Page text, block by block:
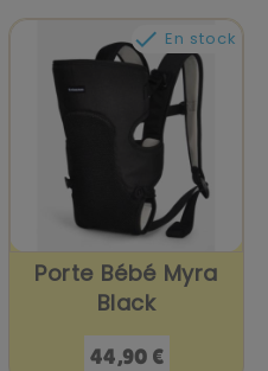
 En stock
Porte Bébé Myra
Black
Prix
44,90 €